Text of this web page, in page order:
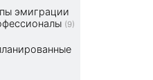
эмиграции
(9)